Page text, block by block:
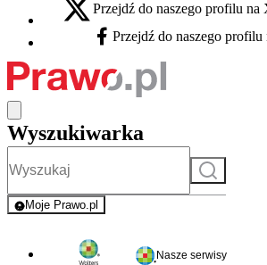
X - otwiera się w nowej karcie
Przejdź do naszego profilu
Facebook - otwiera się w nowej karcie
Przejdź do naszego profilu
Wyszukiwarka
Szukaj
Moje Prawo.pl
- rejestracja i logowanie do serwisu
Nasze serwisy